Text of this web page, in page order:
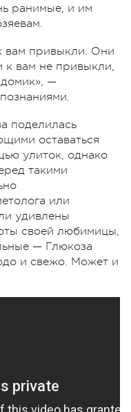
ранимые, и им
вам привыкли. Они
к вам не привыкли,
домик», —
поделилась
оставаться
улиток, однако
такими
или
удивлены
своей любимицы,
— Глюкоза
и свежо. Может и